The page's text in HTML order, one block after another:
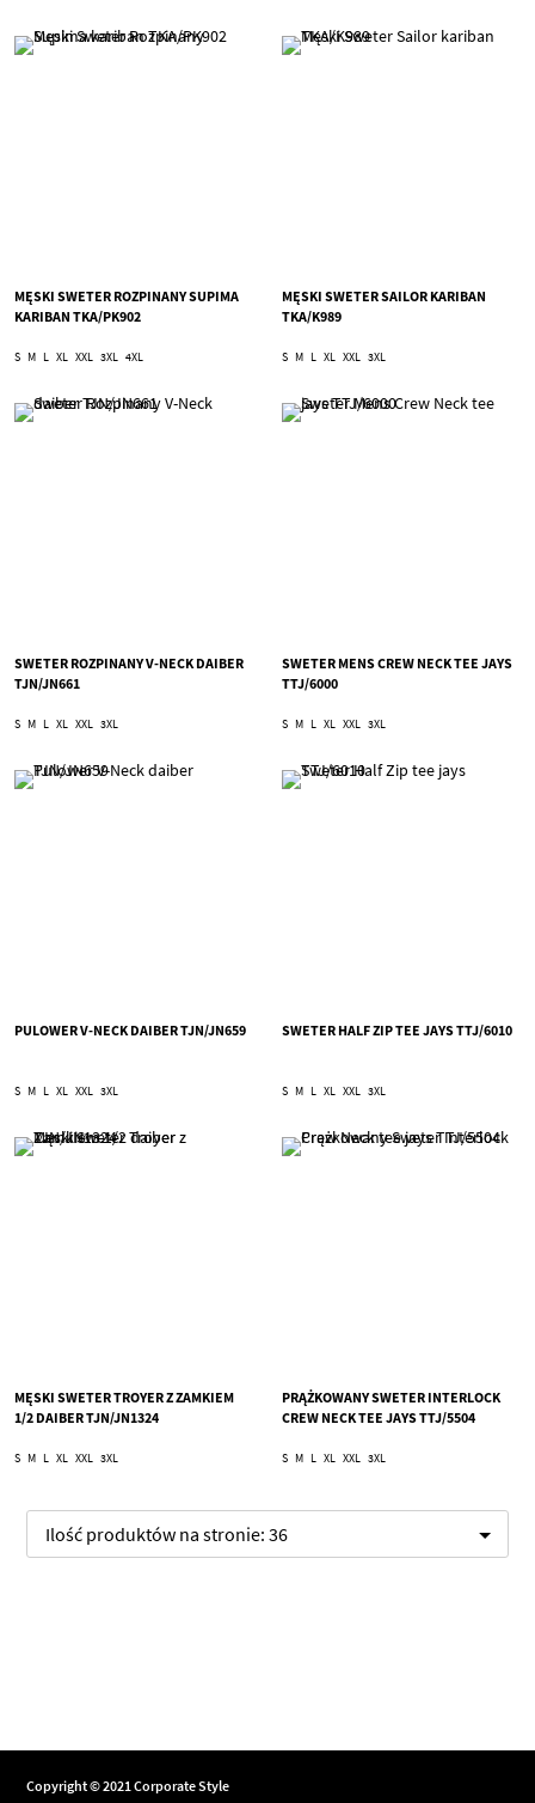
MĘSKI SWETER ROZPINANY SUPIMA
KARIBAN TKA/PK902
S M L XL XXL 3XL 4XL
MĘSKI SWETER SAILOR KARIBAN
TKA/K989
S M L XL XXL 3XL
SWETER ROZPINANY V-NECK DAIBER
TJN/JN661
S M L XL XXL 3XL
SWETER MENS CREW NECK TEE JAYS
TTJ/6000
S M L XL XXL 3XL
PULOWER V-NECK DAIBER TJN/JN659
S M L XL XXL 3XL
SWETER HALF ZIP TEE JAYS TTJ/6010
S M L XL XXL 3XL
MĘSKI SWETER TROYER Z ZAMKIEM
1/2 DAIBER TJN/JN1324
S M L XL XXL 3XL
PRĄŻKOWANY SWETER INTERLOCK
CREW NECK TEE JAYS TTJ/5504
S M L XL XXL 3XL
Ilość produktów na stronie: 36
Copyright © 2021 Corporate Style